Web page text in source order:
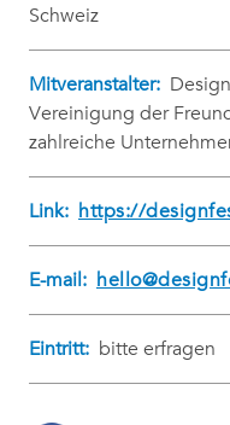
Schweiz
Mitveranstalter:
Vereinigung der
zahlreiche
Link: https://
E-mail:
Eintritt: bitte erfragen